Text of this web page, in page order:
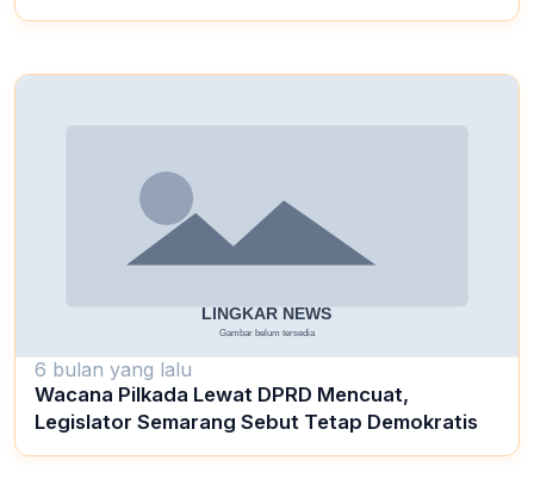
6 bulan yang lalu
Wacana Pilkada Lewat DPRD Mencuat,
Legislator Semarang Sebut Tetap Demokratis